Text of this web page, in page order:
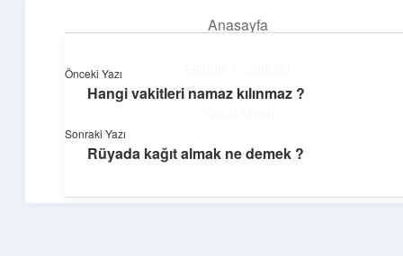
Anasayfa
Hakkımızda
Dijital dünyada keyifli bir macera!
Önceki Yazı
Hangi vakitleri namaz kılınmaz ?
Sonraki Yazı
Rüyada kağıt almak ne demek ?